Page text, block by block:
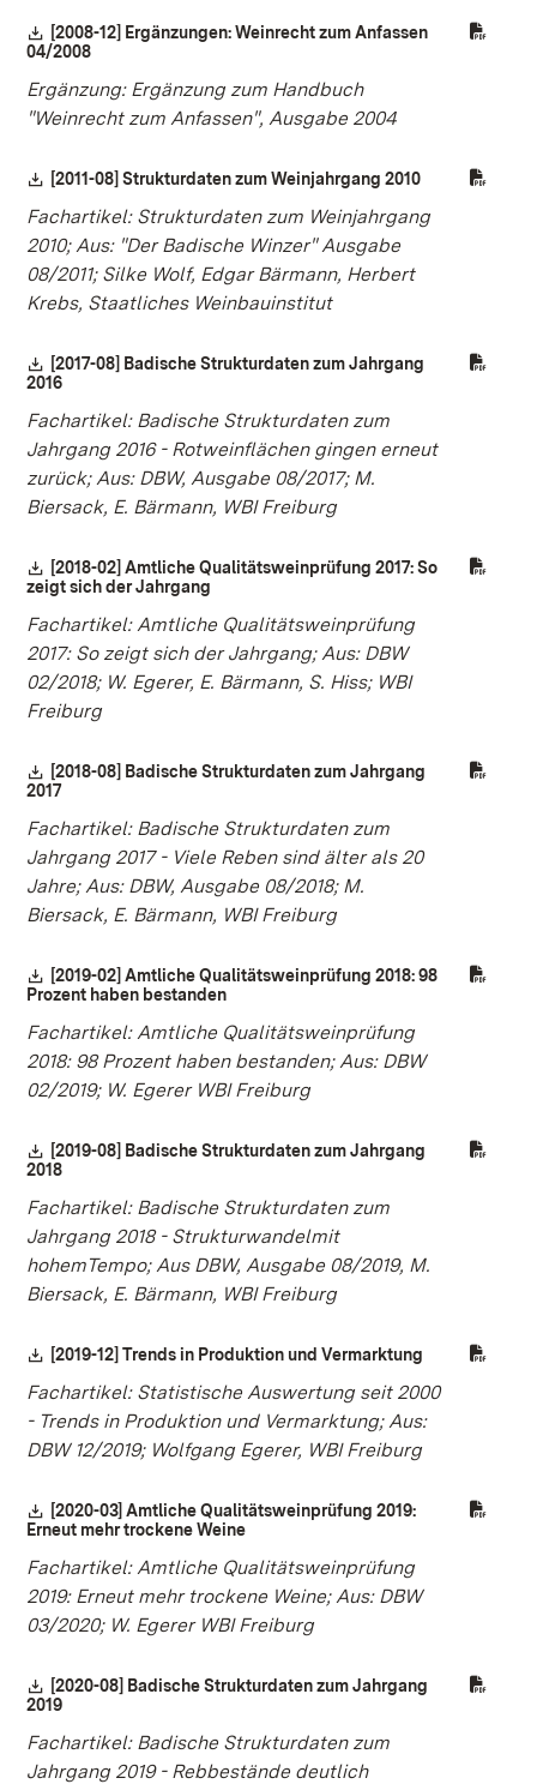
Download:
[2008-12] Ergänzungen: Weinrecht zum Anfassen
04/2008
Ergänzung: Ergänzung zum Handbuch
"Weinrecht zum Anfassen", Ausgabe 2004
Download:
[2011-08] Strukturdaten zum Weinjahrgang 2010(Öffnet in
Fachartikel: Strukturdaten zum Weinjahrgang
2010; Aus: "Der Badische Winzer" Ausgabe
08/2011; Silke Wolf, Edgar Bärmann, Herbert
Krebs, Staatliches Weinbauinstitut
Download:
[2017-08] Badische Strukturdaten zum Jahrgang
2016
Fachartikel: Badische Strukturdaten zum
Jahrgang 2016 - Rotweinflächen gingen erneut
zurück; Aus: DBW, Ausgabe 08/2017; M.
Biersack, E. Bärmann, WBI Freiburg
Download:
[2018-02] Amtliche Qualitätsweinprüfung 2017: So
zeigt sich der Jahrgang
Fachartikel: Amtliche Qualitätsweinprüfung
2017: So zeigt sich der Jahrgang; Aus: DBW
02/2018; W. Egerer, E. Bärmann, S. Hiss; WBI
Freiburg
Download:
[2018-08] Badische Strukturdaten zum Jahrgang
2017(Öffnet in neuem Fenster)
Fachartikel: Badische Strukturdaten zum
Jahrgang 2017 - Viele Reben sind älter als 20
Jahre; Aus: DBW, Ausgabe 08/2018; M.
Biersack, E. Bärmann, WBI Freiburg
Download:
[2019-02] Amtliche Qualitätsweinprüfung 2018: 98
Prozent haben bestanden
Fachartikel: Amtliche Qualitätsweinprüfung
2018: 98 Prozent haben bestanden; Aus: DBW
02/2019; W. Egerer WBI Freiburg
Download:
[2019-08] Badische Strukturdaten zum Jahrgang
2018
Fachartikel: Badische Strukturdaten zum
Jahrgang 2018 - Strukturwandelmit
hohemTempo; Aus DBW, Ausgabe 08/2019, M.
Biersack, E. Bärmann, WBI Freiburg
Download:
[2019-12] Trends in Produktion und Vermarktung (Öffnet in
Fachartikel: Statistische Auswertung seit 2000
- Trends in Produktion und Vermarktung; Aus:
DBW 12/2019; Wolfgang Egerer, WBI Freiburg
Download:
[2020-03] Amtliche Qualitätsweinprüfung 2019:
Erneut mehr trockene Weine
Fachartikel: Amtliche Qualitätsweinprüfung
2019: Erneut mehr trockene Weine; Aus: DBW
03/2020; W. Egerer WBI Freiburg
Download:
[2020-08] Badische Strukturdaten zum Jahrgang
2019
Fachartikel: Badische Strukturdaten zum
Jahrgang 2019 - Rebbestände deutlich